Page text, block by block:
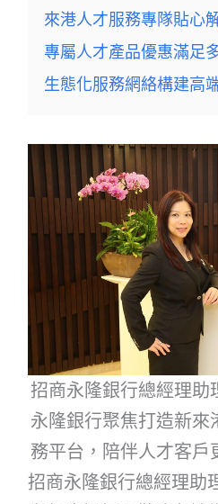
來港人才服務專隊貼心
專屬人才產品優惠滿足
生態化服務網絡構建高
招商永隆銀行總經理助
永隆銀行聚焦打造新來
務平台，陪伴人才客戶
招商永隆銀行總經理助